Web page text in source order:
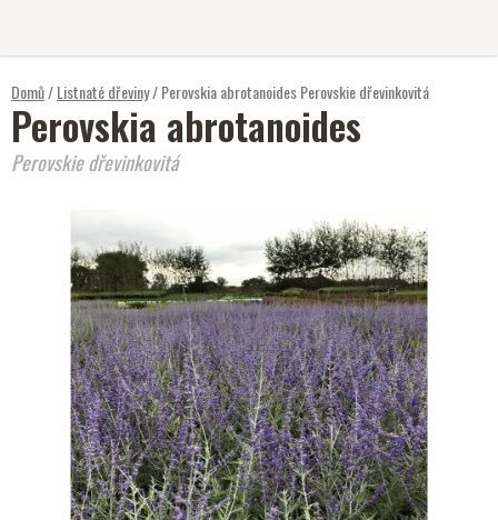
Domů/Listnaté dřeviny/Perovskia abrotanoidesPerovskie dřevinkovitá
Perovskia abrotanoides
Perovskie dřevinkovitá